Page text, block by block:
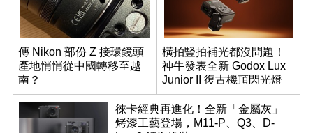
傳 Nikon 部份 Z 接環鏡頭
產地悄悄從中國轉移至越
南？
橫拍豎拍補光都沒問題！
神牛發表全新 Godox Lux
Junior II 復古機頂閃光燈
徠卡經典再進化！全新「金屬灰」
烤漆工藝登場，M11-P、Q3、D-